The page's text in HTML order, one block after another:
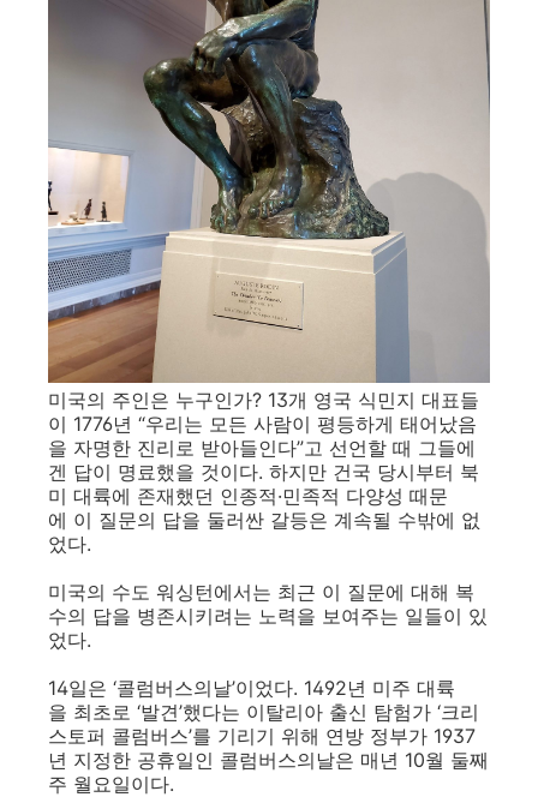
미국의 주인은 누구인가? 13개 영국 식민지 대표들
이 1776년 “우리는 모든 사람이 평등하게 태어났음
을 자명한 진리로 받아들인다”고 선언할 때 그들에
겐 답이 명료했을 것이다. 하지만 건국 당시부터 북
미 대륙에 존재했던 인종적·민족적 다양성 때문
에 이 질문의 답을 둘러싼 갈등은 계속될 수밖에 없
었다.
미국의 수도 워싱턴에서는 최근 이 질문에 대해 복
수의 답을 병존시키려는 노력을 보여주는 일들이 있
었다.
14일은 ‘콜럼버스의날’이었다. 1492년 미주 대륙
을 최초로 ‘발견’했다는 이탈리아 출신 탐험가 ‘크리
스토퍼 콜럼버스’를 기리기 위해 연방 정부가 1937
년 지정한 공휴일인 콜럼버스의날은 매년 10월 둘째
주 월요일이다.